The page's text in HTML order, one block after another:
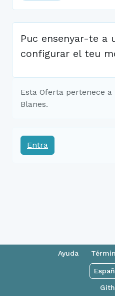
Puc ensenyar-te a
configurar el teu
Esta Oferta pertenece a
Blanes.
Entra
Ayuda